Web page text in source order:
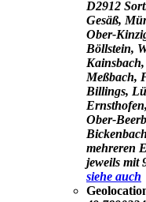
D2912
Gesäß,
Ober-
Böllstein,
Meßbach,
Billings,
Ober-
mehreren
jeweils mit
siehe auch